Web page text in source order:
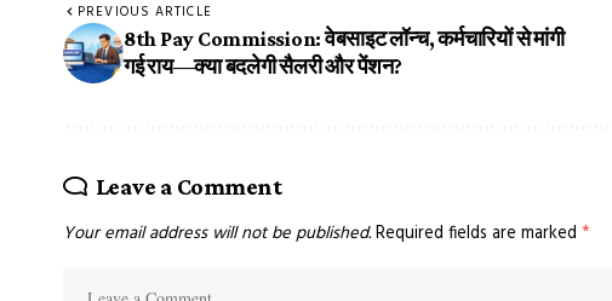
PREVIOUS ARTICLE
8th Pay Commission: वेबसाइट लॉन्च, कर्मचारियों से मांगी
गई राय—क्या बदलेगी सैलरी और पेंशन?
Leave a Comment
Your email address will not be published.Required fields are marked *